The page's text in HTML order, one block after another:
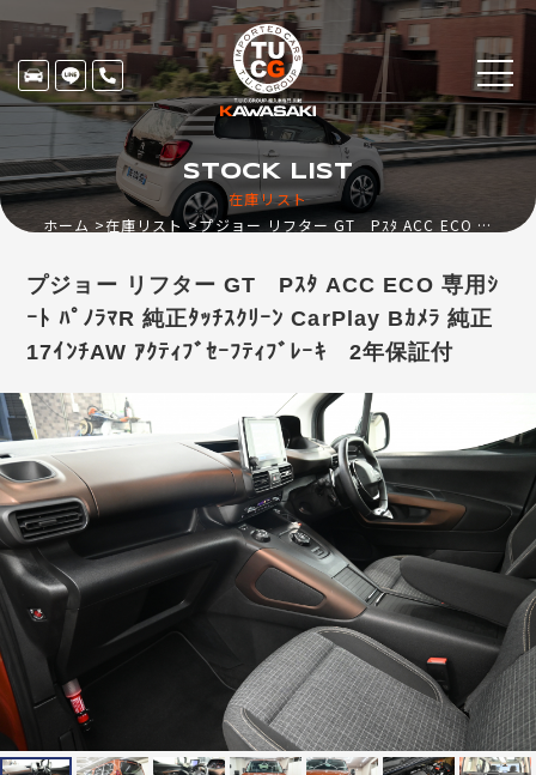
在庫リスト
STOCK LIST
ホーム 在庫リスト プジョー リフター GT Pｽﾀ ACC ECO 専用ｼｰﾄ ﾊﾟﾉﾗﾏR 純正ﾀｯﾁｽｸﾘｰﾝ CarPlay Bｶﾒﾗ 純正17ｲﾝﾁAW ｱｸﾃｨﾌﾞｾｰﾌﾃｨﾌﾞﾚｰｷ 2年保証付
プジョー リフター GT Pｽﾀ ACC ECO 専用ｼ
ｰﾄ ﾊﾟﾉﾗﾏR 純正ﾀｯﾁｽｸﾘｰﾝ CarPlay Bｶﾒﾗ 純正
17ｲﾝﾁAW ｱｸﾃｨﾌﾞｾｰﾌﾃｨﾌﾞﾚｰｷ 2年保証付